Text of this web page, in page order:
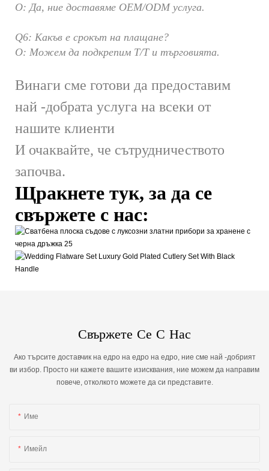
О: Да, ние доставяме OEM/ODM услуга.
Q6: Какъв е срокът на плащане?
О: Можем да подкрепим T/T и търговията.
Винаги сме готови да предоставим
най -добрата услуга на всеки от
нашите клиенти
И очаквайте, че сътрудничеството
започва.
Щракнете тук, за да се
свържете с нас:
Свържете Се С Нас
Ако търсите доставчик на едро на едро на едро, ние сме най -добрият
ви избор. Просто ни кажете вашите изисквания, ние можем да направим
повече, отколкото можете да си представите.
Име
Имейл